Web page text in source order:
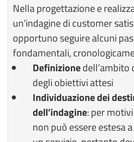
Nella progettazione e
un’indagine di customer
opportuno seguire alcuni
fondamentali,
Definizione
degli obiettivi attesi
Individuazione dei
dell’indagine: per
non può essere estesa